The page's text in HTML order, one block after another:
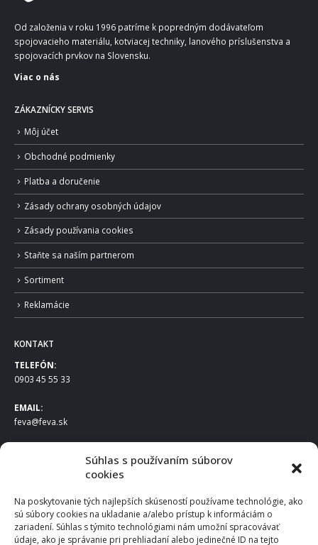
Súhlas s používaním súborov
cookies
Na poskytovanie tých najlepších skúseností používame technológie, ako
sú súbory cookies na ukladanie a/alebo prístup k informáciám o
zariadení. Súhlas s týmito technológiami nám umožní spracovávať
údaje, ako je správanie pri prehliadaní alebo jedinečné ID na tejto
Od založenia v roku 1996 patríme k popredným dodávateľom
spojovacieho materiálu, kotviacej techniky, lanového príslušenstva a
spojovacích prvkov na Slovensku.
Viac o nás
ZÁKAZNÍCKY SERVIS
Môj účet
Obchodné podmienky
Platba a doručenie
Zásady ochrany osobných údajov
Zásady používania cookies
Staňte sa naším partnerom
Sortiment
Reklamácie
KONTAKT
TELEFÓN:
0903 45 55 33
EMAIL:
feva@feva.sk
FEVA Slovakia SK s.r.o.
831 04 Bratislava
IČO: 50922688
DIČ: 2120539388